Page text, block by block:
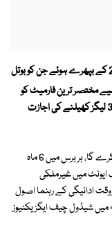
انٹرنیشنل کرکٹ کونسل نے ٹی 20 کے بپھرے ہوئے جن کو بوتل
مختصر ترین فارمیٹ کو
محدود کیا جائے گا ہر انڈر 32 کھلاڑی کو سال میں صرف 3 لیگز کھیلنے کی اجازت
کھلاڑیوں کے معاوضوں کا 20 فیصد متعلقہ بورڈ وصول کرے گا، ہر برس میں 6 ماہ
ایونٹ میں غیرملکی
ادائیگی کے رہنما اصول
میں شیڈول چیف ایگزیکٹیوز